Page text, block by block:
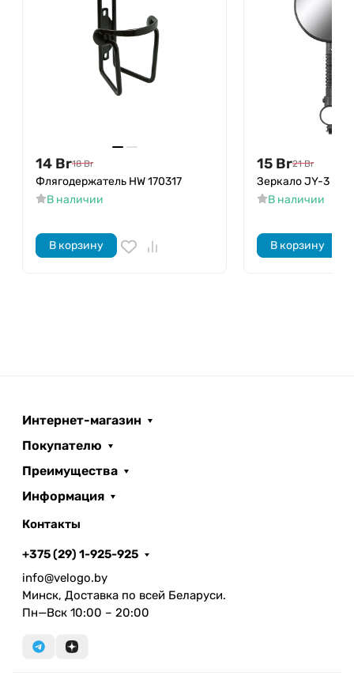
14 Br18 Br
Флягодержатель HW 170317
В наличии
В корзину
15 Br21 Br
Зеркало JY-3
В наличии
В корзину
Интернет-магазин
Покупателю
Преимущества
Информация
Контакты
+375 (29) 1-925-925
info@velogo.by
Минск, Доставка по всей Беларуси.
Пн—Вск 10:00 – 20:00